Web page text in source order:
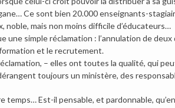
Ce sont bien 20.000 enseignants-
noble, mais non moins difficile d’éducateurs…
simple réclamation : l’annulation de deux
et le recrutement.
– elles ont toutes la qualité, qui
toujours un ministère, des
temps… Est-il pensable, et pardonnable,